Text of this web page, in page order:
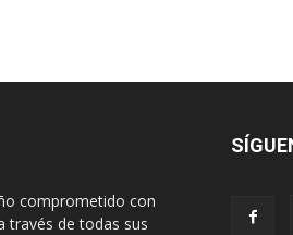
comprometido con
través de todas sus